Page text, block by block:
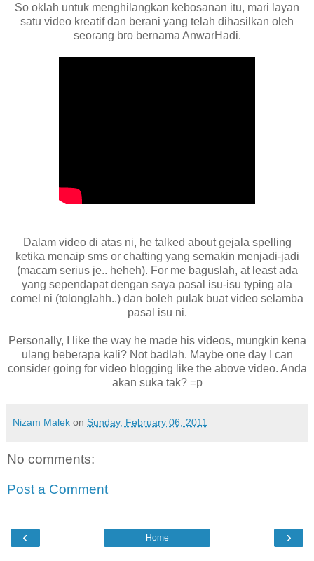
So oklah untuk menghilangkan kebosanan itu, mari layan
satu video kreatif dan berani yang telah dihasilkan oleh
seorang bro bernama AnwarHadi.
Dalam video di atas ni, he talked about gejala spelling
ketika menaip sms or chatting yang semakin menjadi-jadi
(macam serius je.. heheh). For me baguslah, at least ada
yang sependapat dengan saya pasal isu-isu typing ala
comel ni (tolonglahh..) dan boleh pulak buat video selamba
pasal isu ni.
Personally, I like the way he made his videos, mungkin kena
ulang beberapa kali? Not badlah. Maybe one day I can
consider going for video blogging like the above video. Anda
akan suka tak? =p
Nizam Malek on Sunday, February 06, 2011
No comments:
Post a Comment
‹ ›
Home